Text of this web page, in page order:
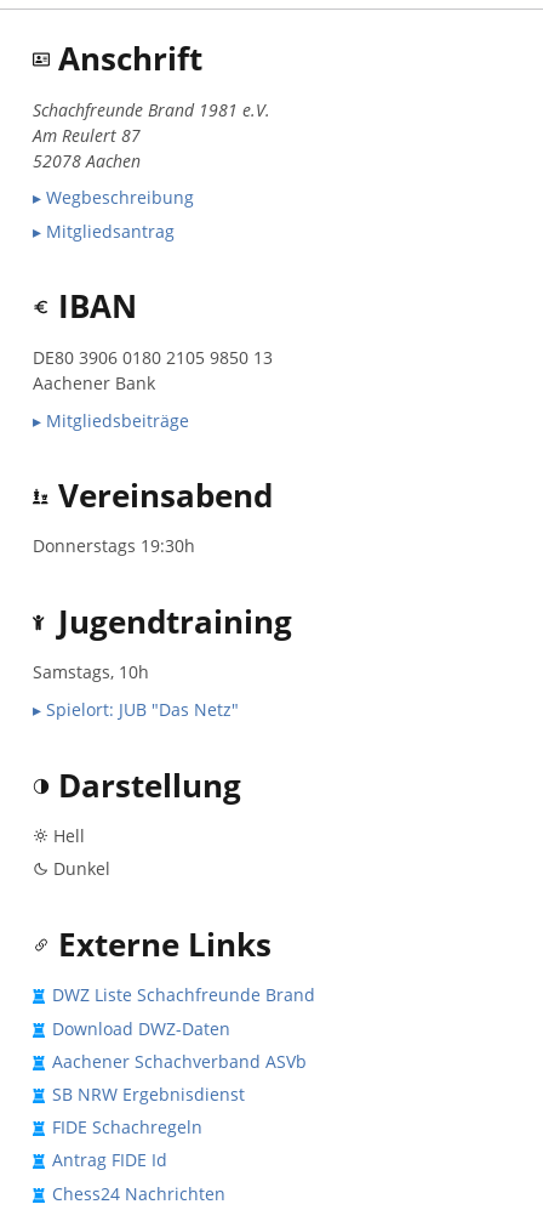
Anschrift
Schachfreunde Brand 1981 e.V.
Am Reulert 87
52078 Aachen
▸ Wegbeschreibung
▸ Mitgliedsantrag
IBAN
DE80 3906 0180 2105 9850 13
Aachener Bank
▸ Mitgliedsbeiträge
Vereinsabend
Donnerstags 19:30h
Jugendtraining
Samstags, 10h
▸ Spielort: JUB "Das Netz"
Darstellung
Hell
Dunkel
Externe Links
DWZ Liste Schachfreunde Brand
Download DWZ-Daten
Aachener Schachverband ASVb
SB NRW Ergebnisdienst
FIDE Schachregeln
Antrag FIDE Id
Chess24 Nachrichten